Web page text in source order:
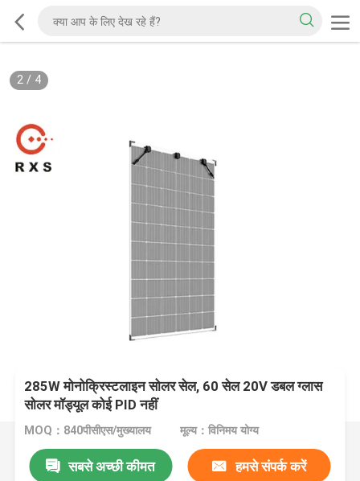
2/ 4
285W मोनोक्रिस्टलाइन सोलर सेल, 60 सेल 20V ​​डबल ग्लास
सोलर मॉड्यूल कोई PID नहीं
MOQ：840पीसीएस/मुख्यालय मूल्य：विनिमय योग्य
सबसे अच्छी कीमत हमसे संपर्क करें